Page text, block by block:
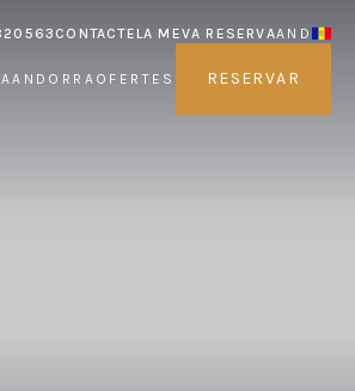
CONTACTELA MEVA RESERVAAND
ANDORRA OFERTES RESERVAR